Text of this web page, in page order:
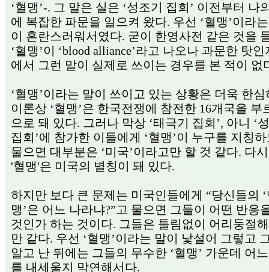
‘혈맹’-. 그 말은 실은 ‘성조기 집회’ 이전부터 나
에 복잡한 파문을 일으켜 왔다. 우선 ‘혈맹’이라
이 혼란스러워서였다. 굳이 한영사전 같은 것을
‘혈맹’이 ‘blood alliance’라고 나오나 과문한 탓
에서 그런 말이 실제로 쓰이는 경우를 본 적이 없
‘혈맹’이라는 말이 쓰이고 있는 상황은 더욱 한심
이론상 ‘혈맹’은 한국전쟁에 참전한 16개국을 부
으로 돼 있다. 그러나 막상 ‘태극기 집회’, 아니 ‘
집회’에 참가한 이들에게 ‘혈맹’이 누구를 지칭
물으면 대부분은 ‘미국’이라고만 할 것 같다. 다
'혈맹'은 미국의 별칭이 돼 있다.
하지만 보다 큰 문제는 미국인들에게 “당신들의
맹’은 어느 나라냐?”고 물으면 그들이 어떤 반응
것인가 하는 것이다. 그들은 틀림없이 어리둥절
만 같다. 우선 ‘혈맹’이라는 말이 낯설어 그렇고
알고 난 뒤에는 그들의 무수한 ‘혈맹’ 가운데 어
를 내세울지 막연해서다.